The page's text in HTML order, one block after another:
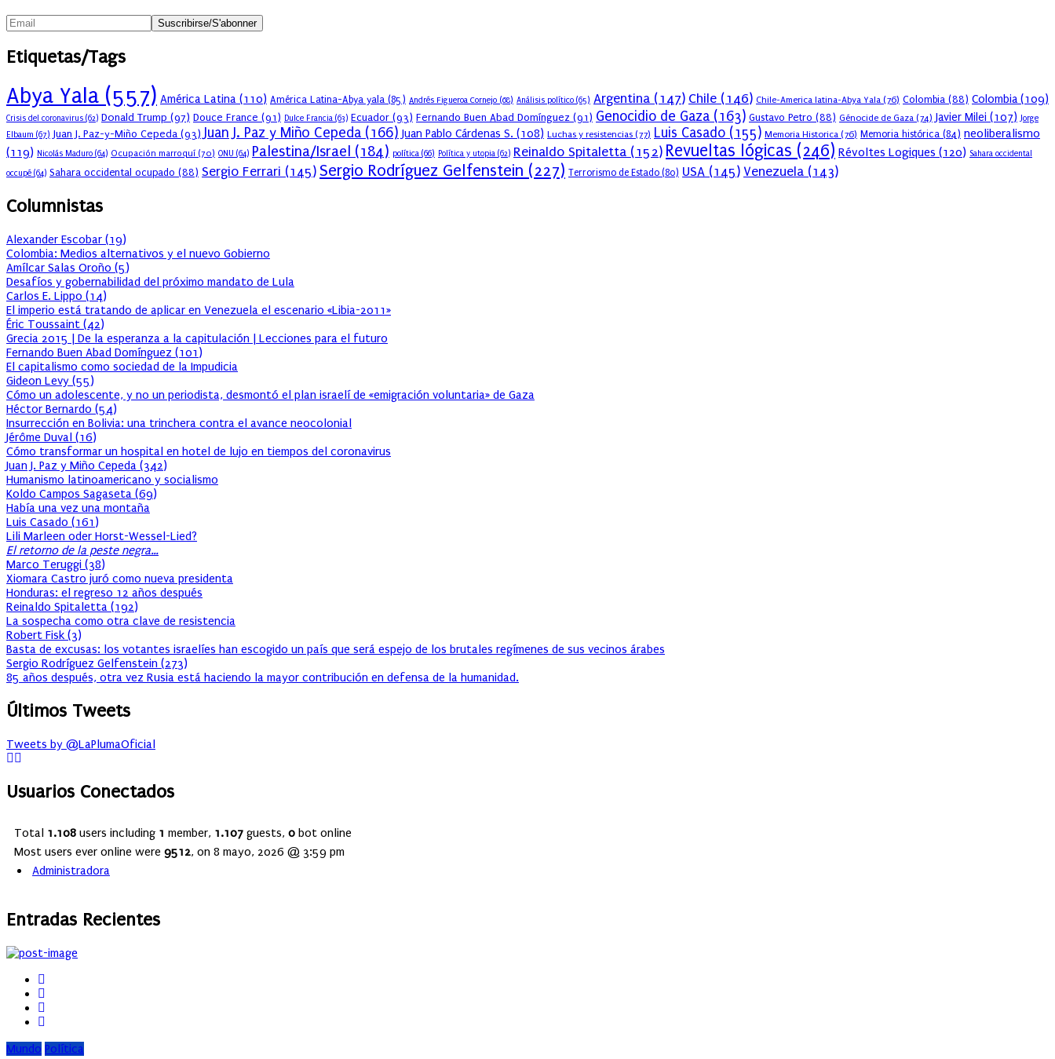
Etiquetas/Tags
Abya Yala (557) América Latina (110) América Latina-Abya yala (85) Andrés Figueroa Cornejo (68) Análisis político (65) Argentina (147) Chile (146) Chile-America latina-Abya Yala (76) Colombia (88) Colombia(109)
Crisis del coronavirus (62) Donald Trump (97) Douce France (91) Dulce Francia (63) Ecuador (93) Fernando Buen Abad Domínguez (91) Genocidio de Gaza (163) Gustavo Petro (88) Génocide de Gaza (74) Javier Milei (107) Jorge
Elbaum (67) Juan J. Paz-y-Miño Cepeda (93) Juan J. Paz y Miño Cepeda (166) Juan Pablo Cárdenas S. (108) Luchas y resistencias (77) Luis Casado (155) Memoria Historica (76) Memoria histórica (84) neoliberalismo
(119) Nicolás Maduro (64) Ocupación marroquí (70) ONU (64) Palestina/Israel (184) política (66) Política y utopia (62) Reinaldo Spitaletta (152) Revueltas lógicas (246) Révoltes Logiques (120) Sahara occidental
occupé (64) Sahara occidental ocupado (88) Sergio Ferrari (145) Sergio Rodríguez Gelfenstein (227) Terrorismo de Estado (80) USA (145) Venezuela (143)
Columnistas
Alexander Escobar (19)
Colombia: Medios alternativos y el nuevo Gobierno
Amílcar Salas Oroño (5)
Desafíos y gobernabilidad del próximo mandato de Lula
Carlos E. Lippo (14)
El imperio está tratando de aplicar en Venezuela el escenario «Libia-2011»
Éric Toussaint (42)
Grecia 2015 | De la esperanza a la capitulación | Lecciones para el futuro
Fernando Buen Abad Domínguez (101)
El capitalismo como sociedad de la Impudicia
Gideon Levy (55)
Cómo un adolescente, y no un periodista, desmontó el plan israelí de «emigración voluntaria» de Gaza
Héctor Bernardo (54)
Insurrección en Bolivia: una trinchera contra el avance neocolonial
Jérôme Duval (16)
Cómo transformar un hospital en hotel de lujo en tiempos del coronavirus
Juan J. Paz y Miño Cepeda (342)
Humanismo latinoamericano y socialismo
Koldo Campos Sagaseta (69)
Había una vez una montaña
Luis Casado (161)
Lili Marleen oder Horst-Wessel-Lied?
El retorno de la peste negra…
Marco Teruggi (38)
Xiomara Castro juró como nueva presidenta
Honduras: el regreso 12 años después
Reinaldo Spitaletta (192)
La sospecha como otra clave de resistencia
Robert Fisk (3)
Basta de excusas: los votantes israelíes han escogido un país que será espejo de los brutales regímenes de sus vecinos árabes
Sergio Rodríguez Gelfenstein (273)
85 años después, otra vez Rusia está haciendo la mayor contribución en defensa de la humanidad.
Últimos Tweets
Tweets by @LaPlumaOficial
Usuarios Conectados
Total 1.108 users including 1 member, 1.107 guests, 0 bot online
Most users ever online were 9512, on 8 mayo, 2026 @ 3:59 pm
Administradora
Entradas Recientes
Mundo Política